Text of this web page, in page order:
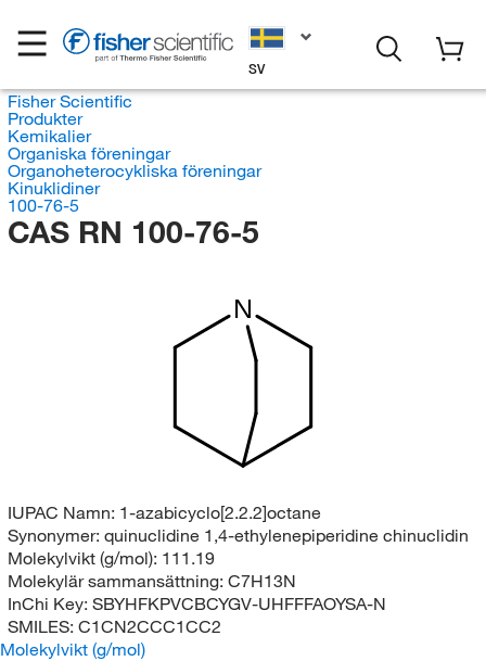
SV
Fisher Scientific
Produkter
Kemikalier
Organiska föreningar
Organoheterocykliska föreningar
Kinuklidiner
100-76-5
CAS RN 100-76-5
N
IUPAC Namn: 1-azabicyclo[2.2.2]octane
Synonymer: quinuclidine 1,4-ethylenepiperidine chinuclidin
Molekylvikt (g/mol): 111.19
Molekylär sammansättning: C7H13N
InChi Key: SBYHFKPVCBCYGV-UHFFFAOYSA-N
SMILES: C1CN2CCC1CC2
Molekylvikt (g/mol)